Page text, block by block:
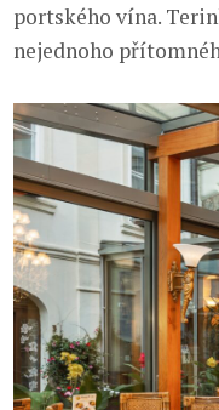
portského vína.
nejednoho